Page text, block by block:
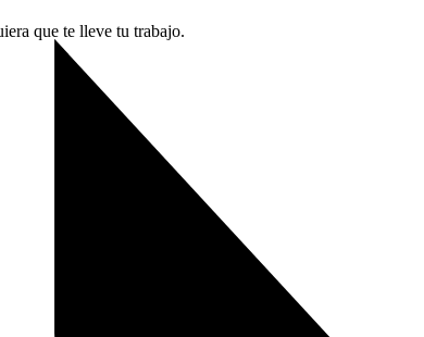
que te lleve tu trabajo.